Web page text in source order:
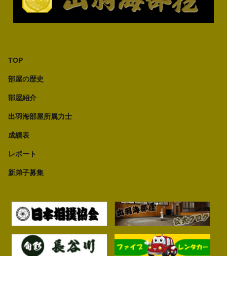
TOP
部屋の歴史
部屋紹介
出羽海部屋所属力士
成績表
レポート
新弟子募集